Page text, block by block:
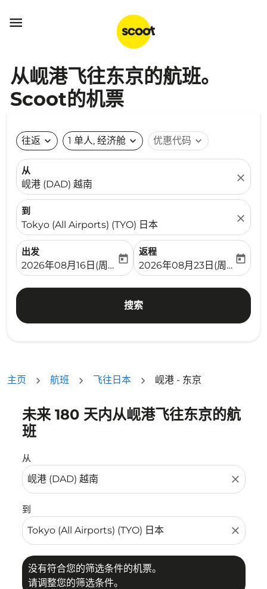

从岘港飞往东京的航班。
Scoot的机票
往返 expand_more 1 单人, 经济舱 expand_more 优惠代码 expand_more
从
岘港 (DAD) 越南
close
到
Tokyo (All Airports) (TYO) 日本
close
出发
fc-booking-departure-date-aria-label
2026年08月16日(周日)
today
返程
fc-booking-return-date-
2026年08月23日(周日)
today
搜索
主页 航班 飞往日本 岘港 - 东京
未来 180 天内从岘港飞往东京的航
班
从
close
到
close
没有符合您的筛选条件的机票。
请调整您的筛选条件。
没有符合您的筛选条件的机票。请调整您的筛选条件。